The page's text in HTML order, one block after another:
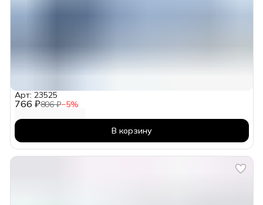
766 ₽806 ₽−5%
Арт: 23525
В корзину